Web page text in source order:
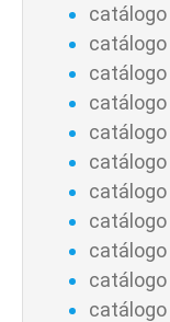
catálogo
catálogo